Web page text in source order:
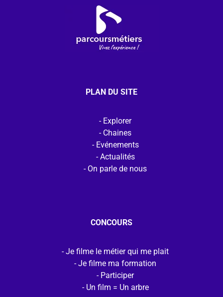
PLAN DU SITE
Explorer
Chaines
Evénements
Actualités
On parle de nous
CONCOURS
Je filme le métier qui me plait
Je filme ma formation
Participer
Un film = Un arbre